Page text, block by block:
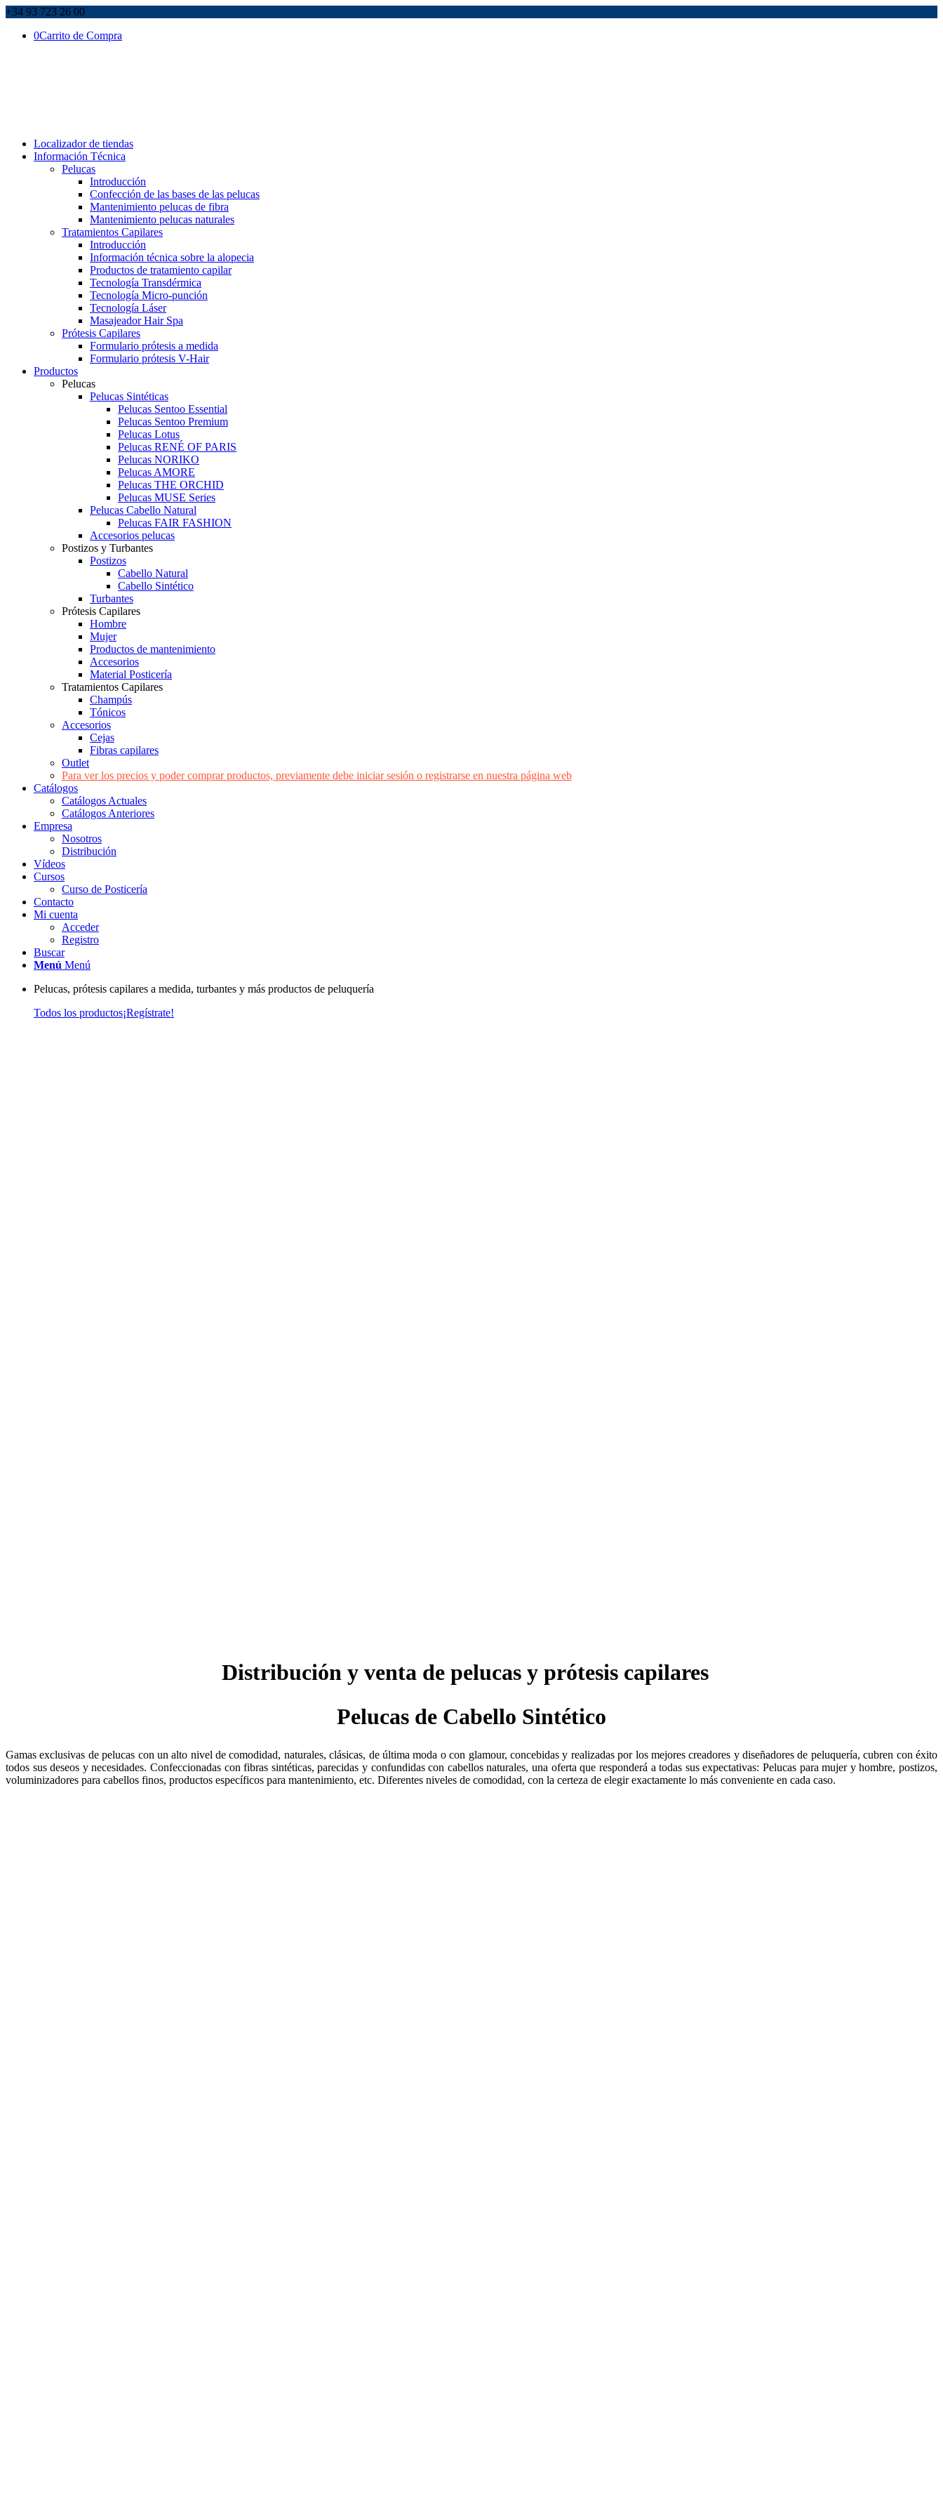
+34 93 723 26 00
0Carrito de Compra
Localizador de tiendas
Información Técnica
Pelucas
Introducción
Confección de las bases de las pelucas
Mantenimiento pelucas de fibra
Mantenimiento pelucas naturales
Tratamientos Capilares
Introducción
Información técnica sobre la alopecia
Productos de tratamiento capilar
Tecnología Transdérmica
Tecnología Micro-punción
Tecnología Láser
Masajeador Hair Spa
Prótesis Capilares
Formulario prótesis a medida
Formulario prótesis V-Hair
Productos
Pelucas
Pelucas Sintéticas
Pelucas Sentoo Essential
Pelucas Sentoo Premium
Pelucas Lotus
Pelucas RENÉ OF PARIS
Pelucas NORIKO
Pelucas AMORE
Pelucas THE ORCHID
Pelucas MUSE Series
Pelucas Cabello Natural
Pelucas FAIR FASHION
Accesorios pelucas
Postizos y Turbantes
Postizos
Cabello Natural
Cabello Sintético
Turbantes
Prótesis Capilares
Hombre
Mujer
Productos de mantenimiento
Accesorios
Material Posticería
Tratamientos Capilares
Champús
Tónicos
Accesorios
Cejas
Fibras capilares
Outlet
Para ver los precios y poder comprar productos, previamente debe iniciar sesión o registrarse en nuestra página web
Catálogos
Catálogos Actuales
Catálogos Anteriores
Empresa
Nosotros
Distribución
Vídeos
Cursos
Curso de Posticería
Contacto
Mi cuenta
Acceder
Registro
Buscar
Menú Menú
Pelucas, prótesis capilares a medida, turbantes y más productos de peluquería
Todos los productos¡Regístrate!
Distribución y venta de pelucas y prótesis capilares
Pelucas de Cabello Sintético
Gamas exclusivas de pelucas con un alto nivel de comodidad, naturales, clásicas, de última moda o con glamour, concebidas y realizadas por los mejores creadores y diseñadores de peluquería, cubren con éxito
todos sus deseos y necesidades. Confeccionadas con fibras sintéticas, parecidas y confundidas con cabellos naturales, una oferta que responderá a todas sus expectativas: Pelucas para mujer y hombre, postizos,
voluminizadores para cabellos finos, productos específicos para mantenimiento, etc. Diferentes niveles de comodidad, con la certeza de elegir exactamente lo más conveniente en cada caso.